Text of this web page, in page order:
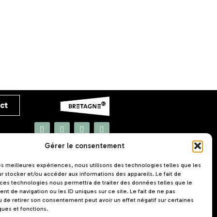
Gérer le consentement
meilleures expériences, nous utilisons des technologies telles que les
stocker et/ou accéder aux informations des appareils. Le fait de
technologies nous permettra de traiter des données telles que le
de navigation ou les ID uniques sur ce site. Le fait de ne pas
de retirer son consentement peut avoir un effet négatif sur certaines
et fonctions.
10 juillet 2026
Assemblée
24 mars 2026
Etude : Utilité
5 rue Joseph Le Brix
56000 VANNES